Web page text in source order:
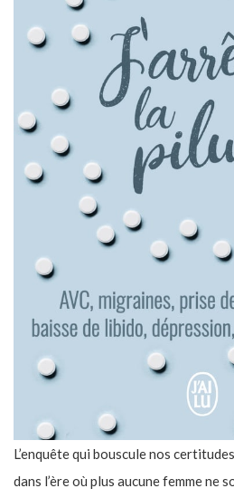
L’enquête qui bouscule nos
dans l’ère où plus aucune femme ne